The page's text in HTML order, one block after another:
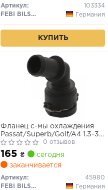
Артикул:
103334
FEBI BILSTEIN
Германия
КУПИТЬ
Фланец с-мы охлаждения
Passat/Superb/Golf/A4 1.3-3.6
96-
0 отзывов
165 ₴
сегодня
заканчивается
Артикул:
45980
FEBI BILSTEIN
Германия